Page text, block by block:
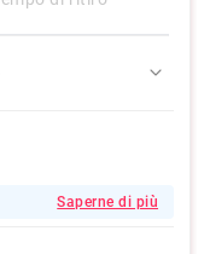
Saperne di più